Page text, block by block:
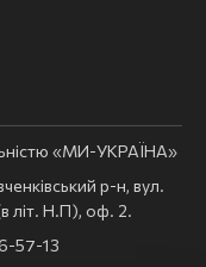
«МИ-УКРАЇНА»
р-н, вул.
літ. Н.П), оф. 2.
57-13